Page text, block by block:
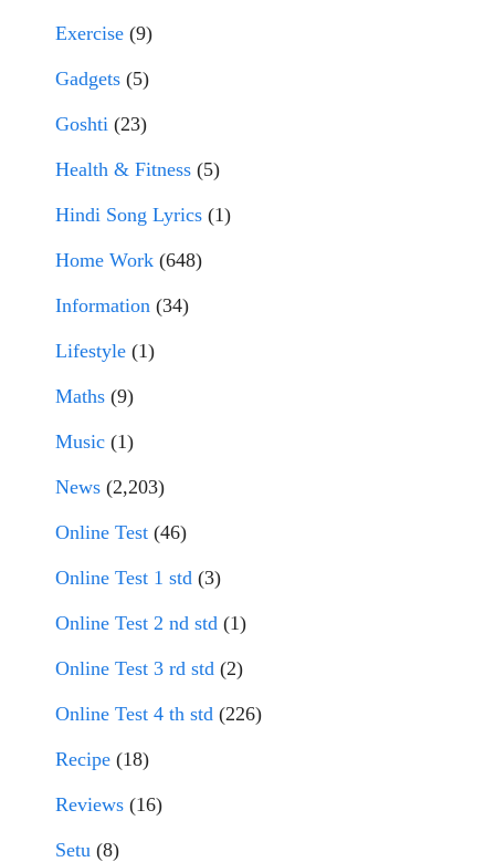
Exercise (9)
Gadgets (5)
Goshti (23)
Health & Fitness (5)
Hindi Song Lyrics (1)
Home Work (648)
Information (34)
Lifestyle (1)
Maths (9)
Music (1)
News (2,203)
Online Test (46)
Online Test 1 std (3)
Online Test 2 nd std (1)
Online Test 3 rd std (2)
Online Test 4 th std (226)
Recipe (18)
Reviews (16)
Setu (8)